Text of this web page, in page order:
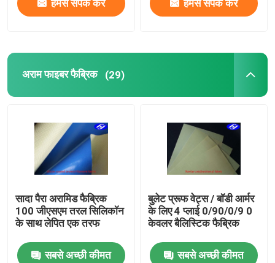
हमसे संपर्क करें हमसे संपर्क करें
अराम फाइबर फैब्रिक (29)
सादा पैरा अरामिड फैब्रिक
100 जीएसएम तरल सिलिकॉन
के साथ लेपित एक तरफ
सबसे अच्छी कीमत
बुलेट प्रूफ वेट्स / बॉडी आर्मर
के लिए 4 प्लाई 0/90/0/9 0
केवलर बैलिस्टिक फैब्रिक
सबसे अच्छी कीमत